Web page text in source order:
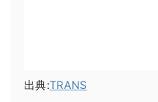
出典:TRANS